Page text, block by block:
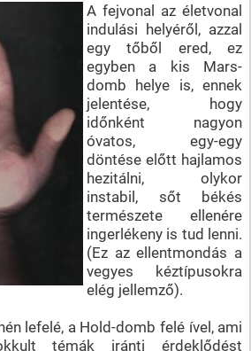
A fejvonal az életvonal
indulási helyéről, azzal
egy tőből ered, ez
egyben a kis Mars-
domb helye is, ennek
jelentése, hogy
időnként nagyon
óvatos, egy-egy
döntése előtt hajlamos
hezitálni, olykor
instabil, sőt békés
természete ellenére
ingerlékeny is tud lenni.
(Ez az ellentmondás a
vegyes kéztípusokra
elég jellemző).
lefelé, a Hold-domb felé ível, ami
témák iránti érdeklődést